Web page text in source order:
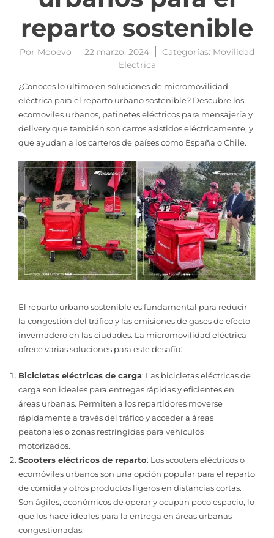
reparto sostenible
Por Mooevo 22 marzo, 2024 Categorías: Movilidad
Electrica
¿Conoces lo último en soluciones de micromovilidad
eléctrica para el reparto urbano sostenible? Descubre los
ecomoviles urbanos, patinetes eléctricos para mensajería y
delivery que también son carros asistidos eléctricamente, y
que ayudan a los carteros de países como España o Chile.
El reparto urbano sostenible es fundamental para reducir
la congestión del tráfico y las emisiones de gases de efecto
invernadero en las ciudades. La micromovilidad eléctrica
ofrece varias soluciones para este desafío:
Bicicletas eléctricas de carga: Las bicicletas eléctricas de
carga son ideales para entregas rápidas y eficientes en
áreas urbanas. Permiten a los repartidores moverse
rápidamente a través del tráfico y acceder a áreas
peatonales o zonas restringidas para vehículos
motorizados.
Scooters eléctricos de reparto: Los scooters eléctricos o
ecomóviles urbanos son una opción popular para el reparto
de comida y otros productos ligeros en distancias cortas.
Son ágiles, económicos de operar y ocupan poco espacio, lo
que los hace ideales para la entrega en áreas urbanas
congestionadas.